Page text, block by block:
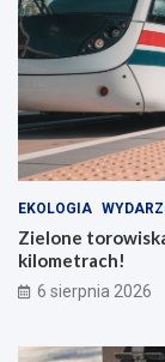
EKOLOGIA
Zielone
kilometrach!
6 sierpnia 2026